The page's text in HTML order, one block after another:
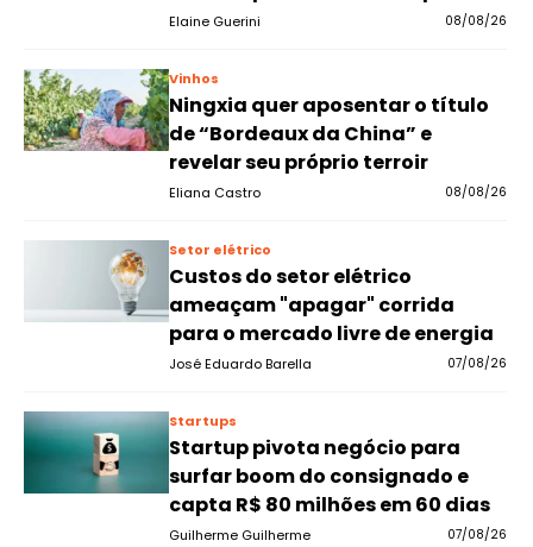
Elaine Guerini 08/08/26
Vinhos
Ningxia quer aposentar o título
de “Bordeaux da China” e
revelar seu próprio terroir
Eliana Castro 08/08/26
Setor elétrico
Custos do setor elétrico
ameaçam "apagar" corrida
para o mercado livre de energia
José Eduardo Barella 07/08/26
Startups
Startup pivota negócio para
surfar boom do consignado e
capta R$ 80 milhões em 60 dias
Guilherme Guilherme 07/08/26